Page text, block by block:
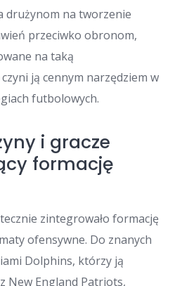
drużynom na tworzenie
przeciwko obronom,
na taką
ją cennym narzędziem w
futbolowych.
i gracze
formację
zintegrowało formację
ofensywne. Do znanych
Dolphins, którzy ją
New England Patriots,